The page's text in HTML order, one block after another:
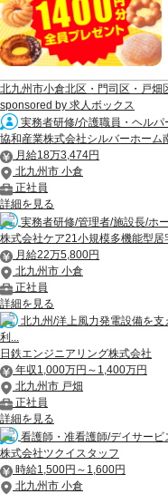
北九州市小倉北区・門司区・戸畑
sponsored by 求人ボックス
実務者研修/介護職員・ヘル
協和産業株式会社シルバーホーム
月給18万3,474円
北九州市 小倉
正社員
詳細を見る
実務者研修/管理者/施設長/ホ
株式会社ケア21小規模多機能型
月給22万5,800円
北九州市 小倉
正社員
詳細を見る
北九州/洋上風力発電設備を
利...
日鉄エンジニアリング株式会社
年収1,000万円～1,400万円
北九州市 戸畑
正社員
詳細を見る
看護師・准看護師/デイサービ
株式会社ツクイスタッフ
時給1,500円～1,600円
北九州市 小倉